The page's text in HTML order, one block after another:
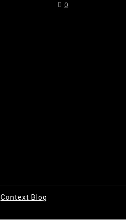
0
Context Blog